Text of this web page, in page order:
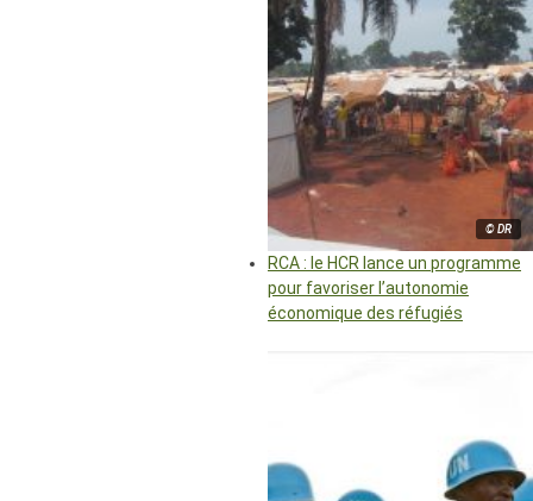
© DR
RCA : le HCR lance un programme
pour favoriser l’autonomie
économique des réfugiés